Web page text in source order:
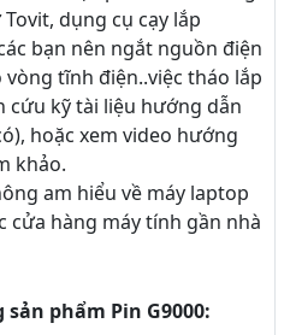
dụng cụ cạy lắp
bạn nên ngắt nguồn điện
tĩnh điện..việc tháo lắp
cứu kỹ tài liệu hướng dẫn
hoặc xem video hướng
khảo.
am hiểu về máy laptop
cửa hàng máy tính gần nhà
phẩm Pin G9000: